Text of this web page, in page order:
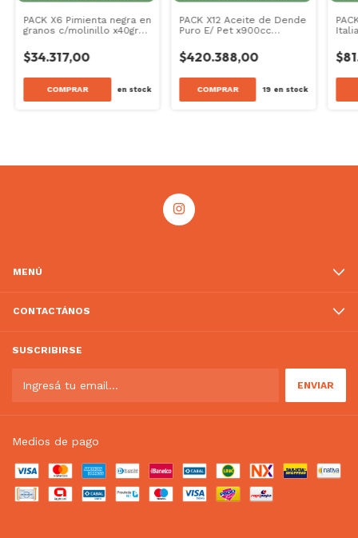
PACK X6 Pimienta negra en
granos c/molinillo x40grs
$34.317,00
COMPRAR en stock
PACK X12 Aceite de Dende
Puro E/ Pet x900cc
$420.388,00
COMPRAR 19 en stock
MENÚ
CONTACTÁNOS
SUSCRIBIRSE
Medios de pago